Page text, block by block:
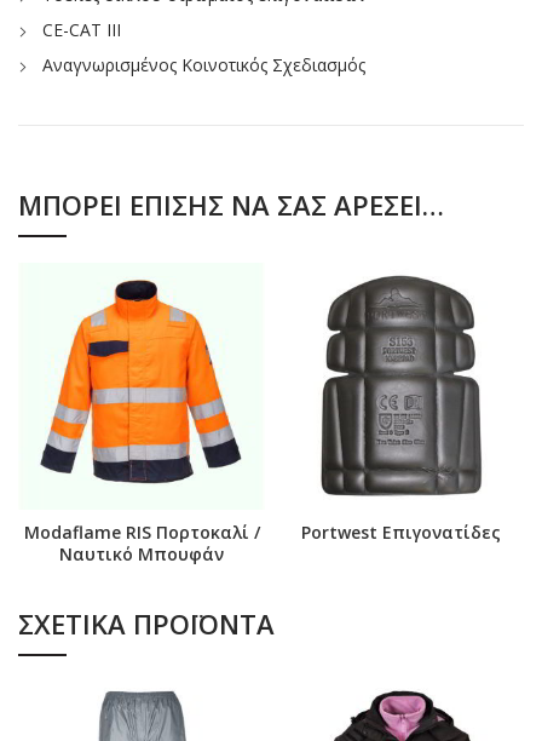
CE-CAT III
Αναγνωρισμένος Κοινοτικός Σχεδιασμός
ΜΠΟΡΕΊ ΕΠΊΣΗΣ ΝΑ ΣΑΣ ΑΡΈΣΕΙ…
Modaflame RIS Πορτοκαλί /
Ναυτικό Μπουφάν
Portwest Επιγονατίδες
ΣΧΕΤΙΚΆ ΠΡΟΪΌΝΤΑ